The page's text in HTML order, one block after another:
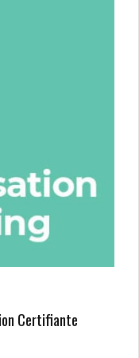
Certifiante